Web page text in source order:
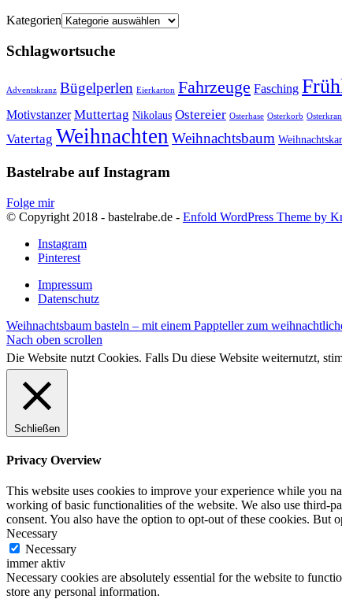
Kategorien
Schlagwortsuche
Adventskranz Bügelperlen Eierkarton Fahrzeuge Fasching
Motivstanzer Muttertag Nikolaus Ostereier Osterhase Osterkorb
Vatertag Weihnachten Weihnachtsbaum
Bastelrabe auf Instagram
Folge mir
© Copyright 2018 - bastelrabe.de - Enfold WordPress Theme by
Instagram
Pinterest
Impressum
Datenschutz
Weihnachtsbaum basteln – mit einem Pappteller zum
Nach oben scrollen
Die Website nutzt Cookies. Falls Du diese Website weiternutzt,
Schließen
Privacy Overview
This website uses cookies to improve your experience while you
working of basic functionalities of the website. We also use third-
consent. You also have the option to opt-out of these cookies.
Necessary
Necessary
immer aktiv
Necessary cookies are absolutely essential for the website to
store any personal information.